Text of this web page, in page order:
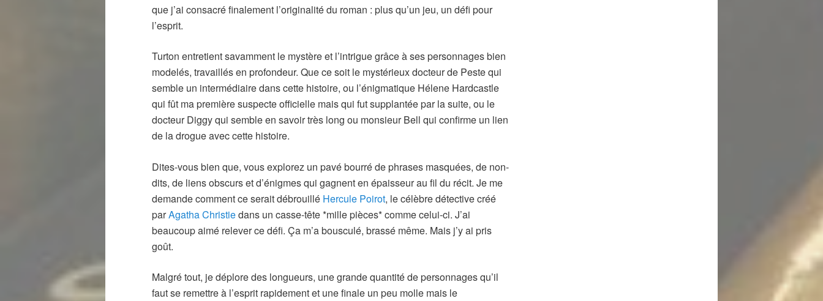
que j’ai consacré finalement l’originalité du roman : plus qu’un jeu, un défi pour
l’esprit.
Turton entretient savamment le mystère et l’intrigue grâce à ses personnages bien
modelés, travaillés en profondeur. Que ce soit le mystérieux docteur de Peste qui
semble un intermédiaire dans cette histoire, ou l’énigmatique Hélene Hardcastle
qui fût ma première suspecte officielle mais qui fut supplantée par la suite, ou le
docteur Diggy qui semble en savoir très long ou monsieur Bell qui confirme un lien
de la drogue avec cette histoire.
Dites-vous bien que, vous explorez un pavé bourré de phrases masquées, de non-
dits, de liens obscurs et d’énigmes qui gagnent en épaisseur au fil du récit. Je me
demande comment ce serait débrouillé Hercule Poirot, le célèbre détective créé
parAgatha Christiedans un casse-tête *mille pièces* comme celui-ci. J’ai
beaucoup aimé relever ce défi. Ça m’a bousculé, brassé même. Mais j’y ai pris
goût.
Malgré tout, je déplore des longueurs, une grande quantité de personnages qu’il
faut se remettre à l’esprit rapidement et une finale un peu molle mais le